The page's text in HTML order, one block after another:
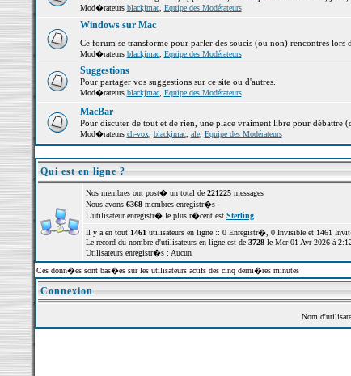
Mod�rateurs blackjmac, Equipe des Modérateurs
Windows sur Mac
Ce forum se transforme pour parler des soucis (ou non) rencontrés
Mod�rateurs blackjmac, Equipe des Modérateurs
Suggestions
Pour partager vos suggestions sur ce site ou d'autres.
Mod�rateurs blackjmac, Equipe des Modérateurs
MacBar
Pour discuter de tout et de rien, une place vraiment libre pour débattre
Mod�rateurs ch-vox, blackjmac, ale, Equipe des Modérateurs
Qui est en ligne ?
Nos membres ont post� un total de 221225messages
Nous avons 6368membres enregistr�s
L'utilisateur enregistr� le plus r�cent est Sterling
Il y a en tout 1461 utilisateurs en ligne :: 0 Enregistr�, 0 Invisible et 1461
Le record du nombre d'utilisateurs en ligne est de 3728le Mer 01 Avr 2026 à
Utilisateurs enregistr�s : Aucun
Ces donn�es sont bas�es sur les utilisateurs actifs des cinq derni�res minutes
Connexion
Nom